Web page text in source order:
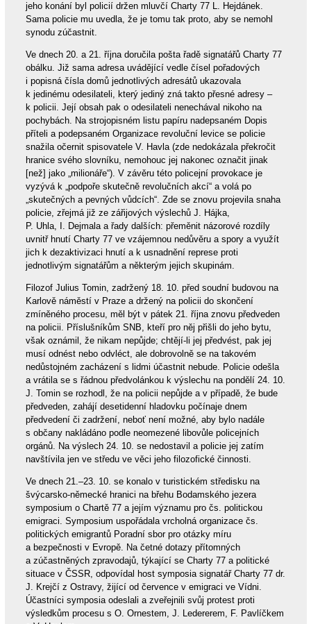
jeho konání byl policií držen mluvčí Charty 77 L. Hejdánek.
Sama policie mu uvedla, že je tomu tak proto, aby se nemohl
synodu zúčastnit.
Ve dnech 20. a 21. října doručila pošta řadě signatářů Charty 77
obálku. Již sama adresa uvádějící vedle čísel pořadových
i popisná čísla domů jednotlivých adresátů ukazovala
k jedinému odesilateli, který jediný zná takto přesné adresy –
k policii. Její obsah pak o odesilateli nenechával nikoho na
pochybách. Na strojopisném listu papíru nadepsaném Dopis
příteli a podepsaném Organizace revoluční levice se policie
snažila očernit spisovatele V. Havla (zde nedokázala překročit
hranice svého slovníku, nemohouc jej nakonec označit jinak
[než] jako „milionáře“). V závěru této policejní provokace je
vyzývá k „podpoře skutečně revolučních akcí“ a volá po
„skutečných a pevných vůdcích“. Zde se znovu projevila snaha
policie, zřejmá již ze zářijových výslechů J. Hájka,
P. Uhla, I. Dejmala a řady dalších: přeměnit názorové rozdíly
uvnitř hnutí Charty 77 ve vzájemnou nedůvěru a spory a využít
jich k dezaktivizaci hnutí a k usnadnění represe proti
jednotlivým signatářům a některým jejich skupinám.
Filozof Julius Tomin, zadržený 18. 10. před soudní budovou na
Karlově náměstí v Praze a držený na policii do skončení
zmíněného procesu, měl být v pátek 21. října znovu předveden
na policii. Příslušníkům SNB, kteří pro něj přišli do jeho bytu,
však oznámil, že nikam nepůjde; chtějí-li jej předvést, pak jej
musí odnést nebo odvléct, ale dobrovolně se na takovém
nedůstojném zacházení s lidmi účastnit nebude. Policie odešla
a vrátila se s řádnou předvolánkou k výslechu na pondělí 24. 10.
J. Tomin se rozhodl, že na policii nepůjde a v případě, že bude
předveden, zahájí desetidenní hladovku počínaje dnem
předvedení či zadržení, neboť není možné, aby bylo nadále
s občany nakládáno podle neomezené libovůle policejních
orgánů. Na výslech 24. 10. se nedostavil a policie jej zatím
navštívila jen ve středu ve věci jeho filozofické činnosti.
Ve dnech 21.–23. 10. se konalo v turistickém středisku na
švýcarsko-německé hranici na břehu Bodamského jezera
symposium o Chartě 77 a jejím významu pro čs. politickou
emigraci. Symposium uspořádala vrcholná organizace čs.
politických emigrantů Poradní sbor pro otázky míru
a bezpečnosti v Evropě. Na četné dotazy přítomných
a zúčastněných zpravodajů, týkající se Charty 77 a politické
situace v ČSSR, odpovídal host symposia signatář Charty 77 dr.
J. Krejčí z Ostravy, žijící od července v emigraci ve Vídni.
Účastníci symposia odeslali a zveřejnili svůj protest proti
výsledkům procesu s O. Ornestem, J. Ledererem, F. Pavlíčkem